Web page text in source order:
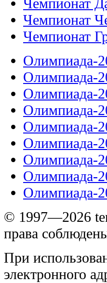
Чемпионат
Чемпионат
Чемпионат
Олимпиада-
Олимпиада-
Олимпиада-
Олимпиада-
Олимпиада-
Олимпиада-
Олимпиада-
Олимпиада-
Олимпиада-
© 1997—2026
права
При
электронного